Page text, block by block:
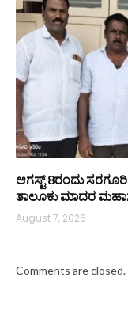
ಆಗಸ್ಟ್ 8ರಂದು
ತಾಲೂಕು ಮಾದರ
August 7, 2026
Comments are closed.